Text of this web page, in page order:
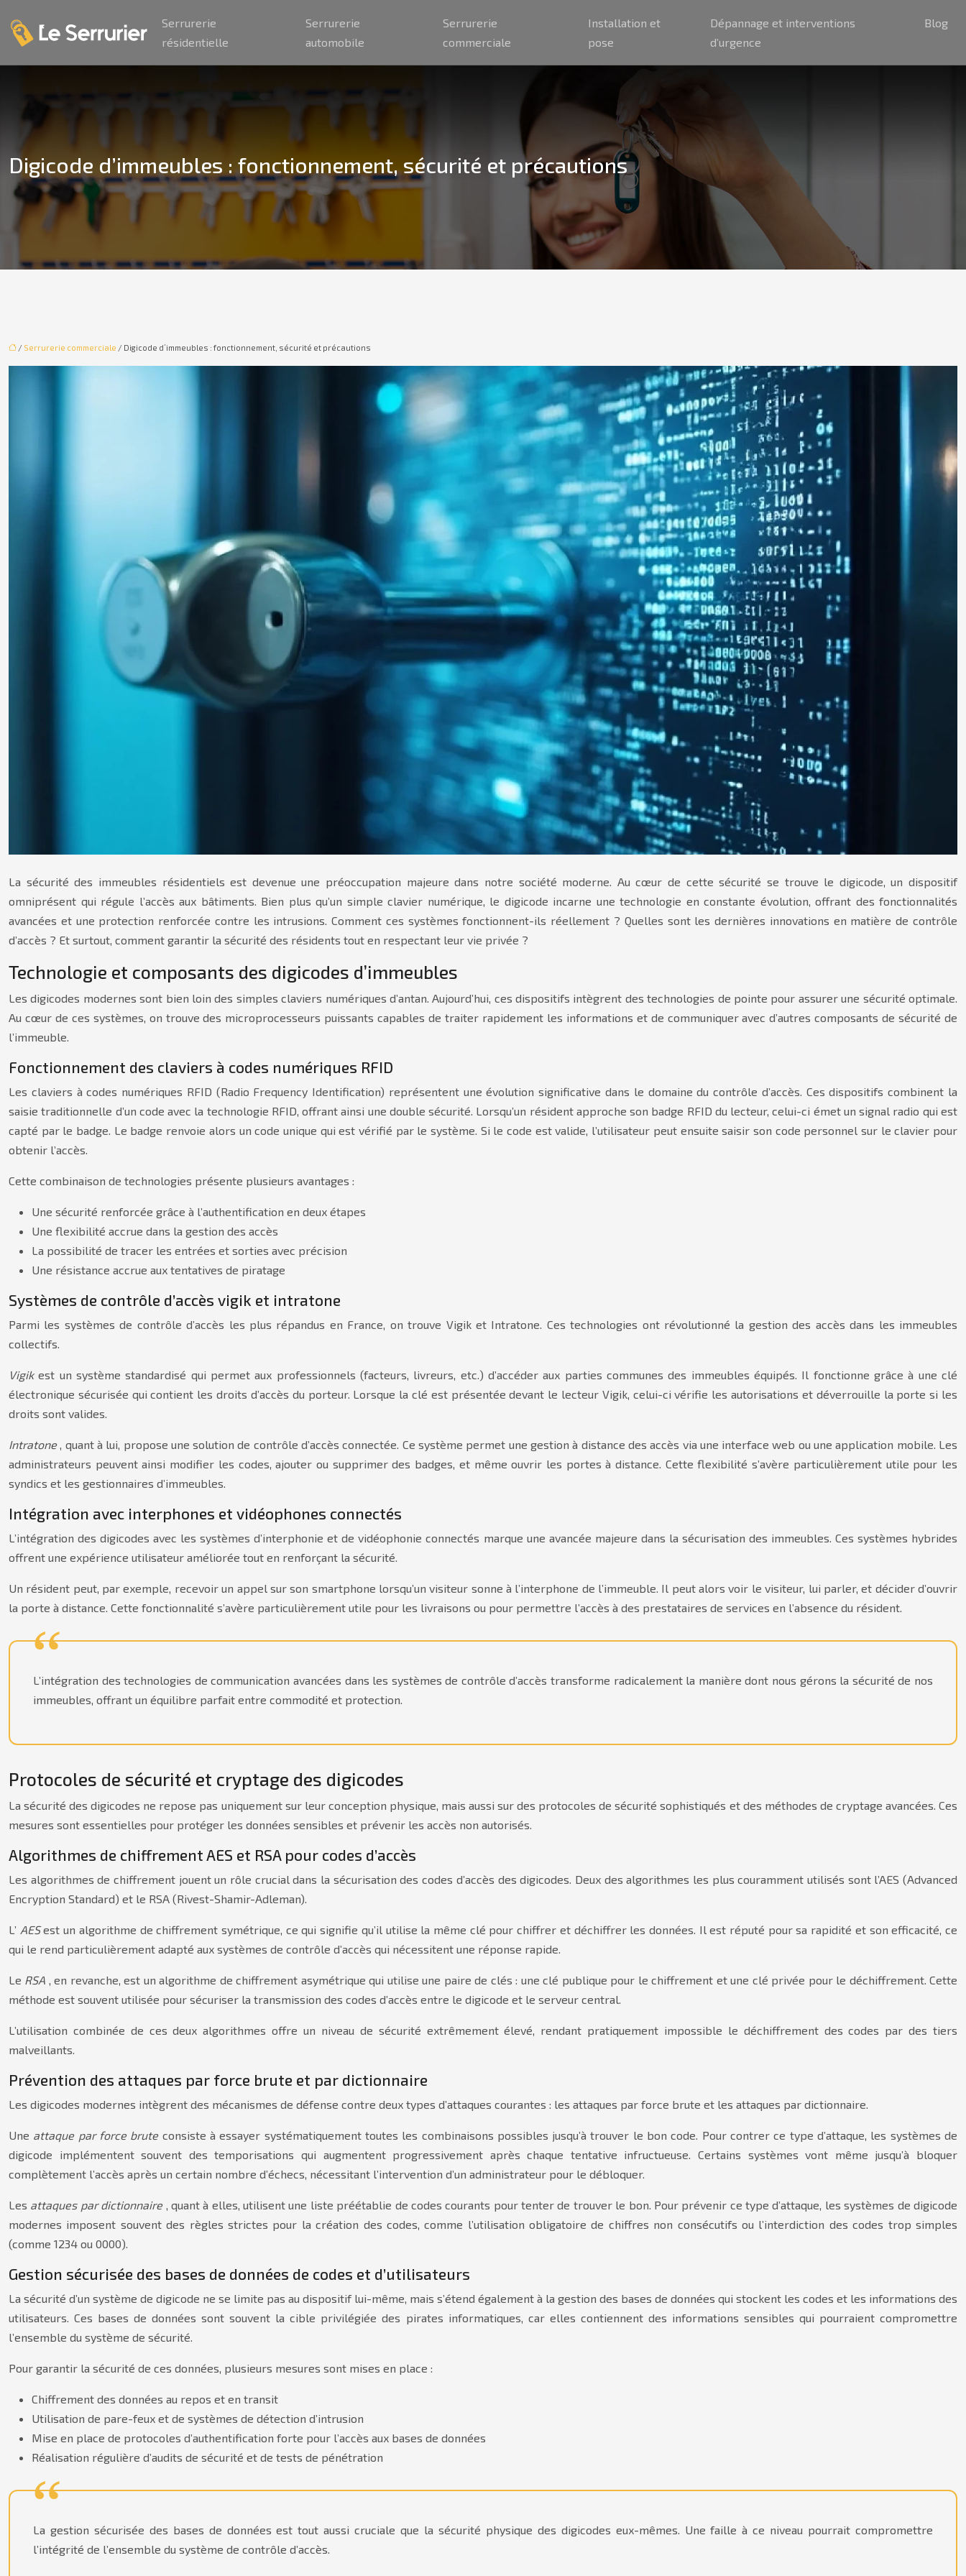
Serrurerie
résidentielle
Serrurerie
automobile
Serrurerie
commerciale
Installation et
pose
Dépannage et interventions
d’urgence
Blog
Digicode d’immeubles : fonctionnement, sécurité et précautions
/ Serrurerie commerciale / Digicode d’immeubles : fonctionnement, sécurité et précautions
La sécurité des immeubles résidentiels est devenue une préoccupation majeure dans notre société moderne. Au cœur de cette sécurité se trouve le digicode, un dispositif
omniprésent qui régule l’accès aux bâtiments. Bien plus qu’un simple clavier numérique, le digicode incarne une technologie en constante évolution, offrant des fonctionnalités
avancées et une protection renforcée contre les intrusions. Comment ces systèmes fonctionnent-ils réellement ? Quelles sont les dernières innovations en matière de contrôle
d’accès ? Et surtout, comment garantir la sécurité des résidents tout en respectant leur vie privée ?
Technologie et composants des digicodes d’immeubles
Les digicodes modernes sont bien loin des simples claviers numériques d’antan. Aujourd’hui, ces dispositifs intègrent des technologies de pointe pour assurer une sécurité optimale.
Au cœur de ces systèmes, on trouve des microprocesseurs puissants capables de traiter rapidement les informations et de communiquer avec d’autres composants de sécurité de
l’immeuble.
Fonctionnement des claviers à codes numériques RFID
Les claviers à codes numériques RFID (Radio Frequency Identification) représentent une évolution significative dans le domaine du contrôle d’accès. Ces dispositifs combinent la
saisie traditionnelle d’un code avec la technologie RFID, offrant ainsi une double sécurité. Lorsqu’un résident approche son badge RFID du lecteur, celui-ci émet un signal radio qui est
capté par le badge. Le badge renvoie alors un code unique qui est vérifié par le système. Si le code est valide, l’utilisateur peut ensuite saisir son code personnel sur le clavier pour
obtenir l’accès.
Cette combinaison de technologies présente plusieurs avantages :
Une sécurité renforcée grâce à l’authentification en deux étapes
Une flexibilité accrue dans la gestion des accès
La possibilité de tracer les entrées et sorties avec précision
Une résistance accrue aux tentatives de piratage
Systèmes de contrôle d’accès vigik et intratone
Parmi les systèmes de contrôle d’accès les plus répandus en France, on trouve Vigik et Intratone. Ces technologies ont révolutionné la gestion des accès dans les immeubles
collectifs.
Vigikest un système standardisé qui permet aux professionnels (facteurs, livreurs, etc.) d’accéder aux parties communes des immeubles équipés. Il fonctionne grâce à une clé
électronique sécurisée qui contient les droits d’accès du porteur. Lorsque la clé est présentée devant le lecteur Vigik, celui-ci vérifie les autorisations et déverrouille la porte si les
droits sont valides.
Intratone, quant à lui, propose une solution de contrôle d’accès connectée. Ce système permet une gestion à distance des accès via une interface web ou une application mobile. Les
administrateurs peuvent ainsi modifier les codes, ajouter ou supprimer des badges, et même ouvrir les portes à distance. Cette flexibilité s’avère particulièrement utile pour les
syndics et les gestionnaires d’immeubles.
Intégration avec interphones et vidéophones connectés
L’intégration des digicodes avec les systèmes d’interphonie et de vidéophonie connectés marque une avancée majeure dans la sécurisation des immeubles. Ces systèmes hybrides
offrent une expérience utilisateur améliorée tout en renforçant la sécurité.
Un résident peut, par exemple, recevoir un appel sur son smartphone lorsqu’un visiteur sonne à l’interphone de l’immeuble. Il peut alors voir le visiteur, lui parler, et décider d’ouvrir
la porte à distance. Cette fonctionnalité s’avère particulièrement utile pour les livraisons ou pour permettre l’accès à des prestataires de services en l’absence du résident.
L’intégration des technologies de communication avancées dans les systèmes de contrôle d’accès transforme radicalement la manière dont nous gérons la sécurité de nos
immeubles, offrant un équilibre parfait entre commodité et protection.
Protocoles de sécurité et cryptage des digicodes
La sécurité des digicodes ne repose pas uniquement sur leur conception physique, mais aussi sur des protocoles de sécurité sophistiqués et des méthodes de cryptage avancées. Ces
mesures sont essentielles pour protéger les données sensibles et prévenir les accès non autorisés.
Algorithmes de chiffrement AES et RSA pour codes d’accès
Les algorithmes de chiffrement jouent un rôle crucial dans la sécurisation des codes d’accès des digicodes. Deux des algorithmes les plus couramment utilisés sont l’AES (Advanced
Encryption Standard) et le RSA (Rivest-Shamir-Adleman).
L’ AESest un algorithme de chiffrement symétrique, ce qui signifie qu’il utilise la même clé pour chiffrer et déchiffrer les données. Il est réputé pour sa rapidité et son efficacité, ce
qui le rend particulièrement adapté aux systèmes de contrôle d’accès qui nécessitent une réponse rapide.
Le RSA , en revanche, est un algorithme de chiffrement asymétrique qui utilise une paire de clés : une clé publique pour le chiffrement et une clé privée pour le déchiffrement. Cette
méthode est souvent utilisée pour sécuriser la transmission des codes d’accès entre le digicode et le serveur central.
L’utilisation combinée de ces deux algorithmes offre un niveau de sécurité extrêmement élevé, rendant pratiquement impossible le déchiffrement des codes par des tiers
malveillants.
Prévention des attaques par force brute et par dictionnaire
Les digicodes modernes intègrent des mécanismes de défense contre deux types d’attaques courantes : les attaques par force brute et les attaques par dictionnaire.
Une attaque par force brute consiste à essayer systématiquement toutes les combinaisons possibles jusqu’à trouver le bon code. Pour contrer ce type d’attaque, les systèmes de
digicode implémentent souvent des temporisations qui augmentent progressivement après chaque tentative infructueuse. Certains systèmes vont même jusqu’à bloquer
complètement l’accès après un certain nombre d’échecs, nécessitant l’intervention d’un administrateur pour le débloquer.
Les attaques par dictionnaire , quant à elles, utilisent une liste préétablie de codes courants pour tenter de trouver le bon. Pour prévenir ce type d’attaque, les systèmes de digicode
modernes imposent souvent des règles strictes pour la création des codes, comme l’utilisation obligatoire de chiffres non consécutifs ou l’interdiction des codes trop simples
(comme 1234 ou 0000).
Gestion sécurisée des bases de données de codes et d’utilisateurs
La sécurité d’un système de digicode ne se limite pas au dispositif lui-même, mais s’étend également à la gestion des bases de données qui stockent les codes et les informations des
utilisateurs. Ces bases de données sont souvent la cible privilégiée des pirates informatiques, car elles contiennent des informations sensibles qui pourraient compromettre
l’ensemble du système de sécurité.
Pour garantir la sécurité de ces données, plusieurs mesures sont mises en place :
Chiffrement des données au repos et en transit
Utilisation de pare-feux et de systèmes de détection d’intrusion
Mise en place de protocoles d’authentification forte pour l’accès aux bases de données
Réalisation régulière d’audits de sécurité et de tests de pénétration
La gestion sécurisée des bases de données est tout aussi cruciale que la sécurité physique des digicodes eux-mêmes. Une faille à ce niveau pourrait compromettre
l’intégrité de l’ensemble du système de contrôle d’accès.